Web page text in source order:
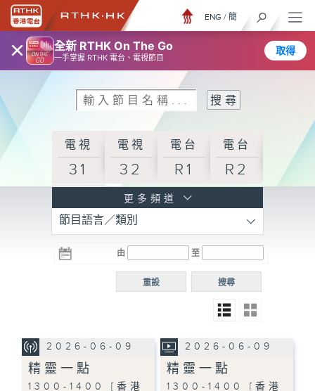
× 全新 RTHK On The Go
一手掌握 RTHK 電台、電視節目
取得
ENG / 簡
電視
31
電視
32
電台
R1
電台
R2
R3
電台 電台
R5
電台
普通
更多頻道
節目語言／類別
由 至
搜尋
重設
2026-06-09
精靈一點
1300-1400 [香港
2026-06-09
精靈一點
1300-1400 [香港